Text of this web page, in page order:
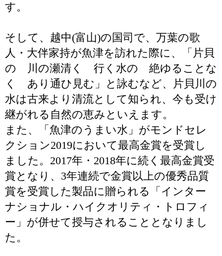
す。
そして、越中(富山)の国司で、万葉の歌
人・大伴家持が魚津を訪れた際に、「片貝
の 川の瀬清く 行く水の 絶ゆることな
く あり通ひ見む」と詠むなど、片貝川の
水は古来より清流として知られ、今も受け
継がれる自然の恵みといえます。
また、「魚津のうまい水」がモンドセレ
クション2019において最高金賞を受賞し
ました。2017年・2018年に続く最高金賞受
賞となり、3年連続で金賞以上の優秀品質
賞を受賞した製品に贈られる「インター
ナショナル・ハイクオリティ・トロフィ
ー」が併せて授与されることとなりまし
た。